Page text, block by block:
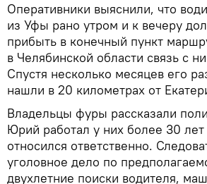
Оперативники выяснили, что
из Уфы рано утром и к вечеру
прибыть в конечный пункт
в Челябинской области связь с
Спустя несколько месяцев его
нашли в 20 километрах от
Владельцы фуры рассказали
Юрий работал у них более 30
относился ответственно.
уголовное дело по
двухлетние поиски водителя,